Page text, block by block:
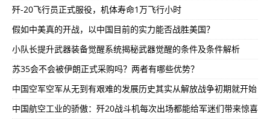
歼-20飞行员正式服役，机体寿命1万飞行小时
假如中美真的开战，以中国目前的实力能否战胜美国？
小队长提升武器装备觉醒系统揭秘武器觉醒的条件及条件解析
苏35会不会被伊朗正式采购吗？两者有哪些优势？
中国空军空军从无到有艰难的发展历史其实从解放战争初期就开始
中国航空工业的骄傲：歼20战斗机每次出场都能给军迷们带来惊喜